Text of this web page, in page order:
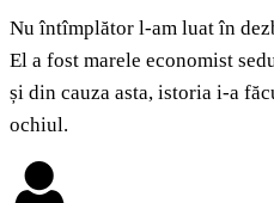
Nu întîmplător l-am luat în
El a fost marele economist
și din cauza asta, istoria i-a
ochiul.